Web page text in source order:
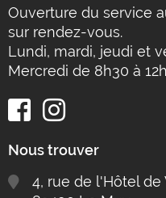
Ouverture du service
sur rendez-vous.
Lundi, mardi, jeudi et
Mercredi de 8h30 à
Nous trouver
4, rue de l'Hôtel de